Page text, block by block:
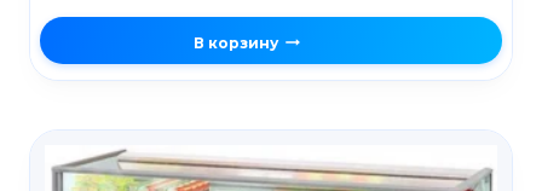
В корзину